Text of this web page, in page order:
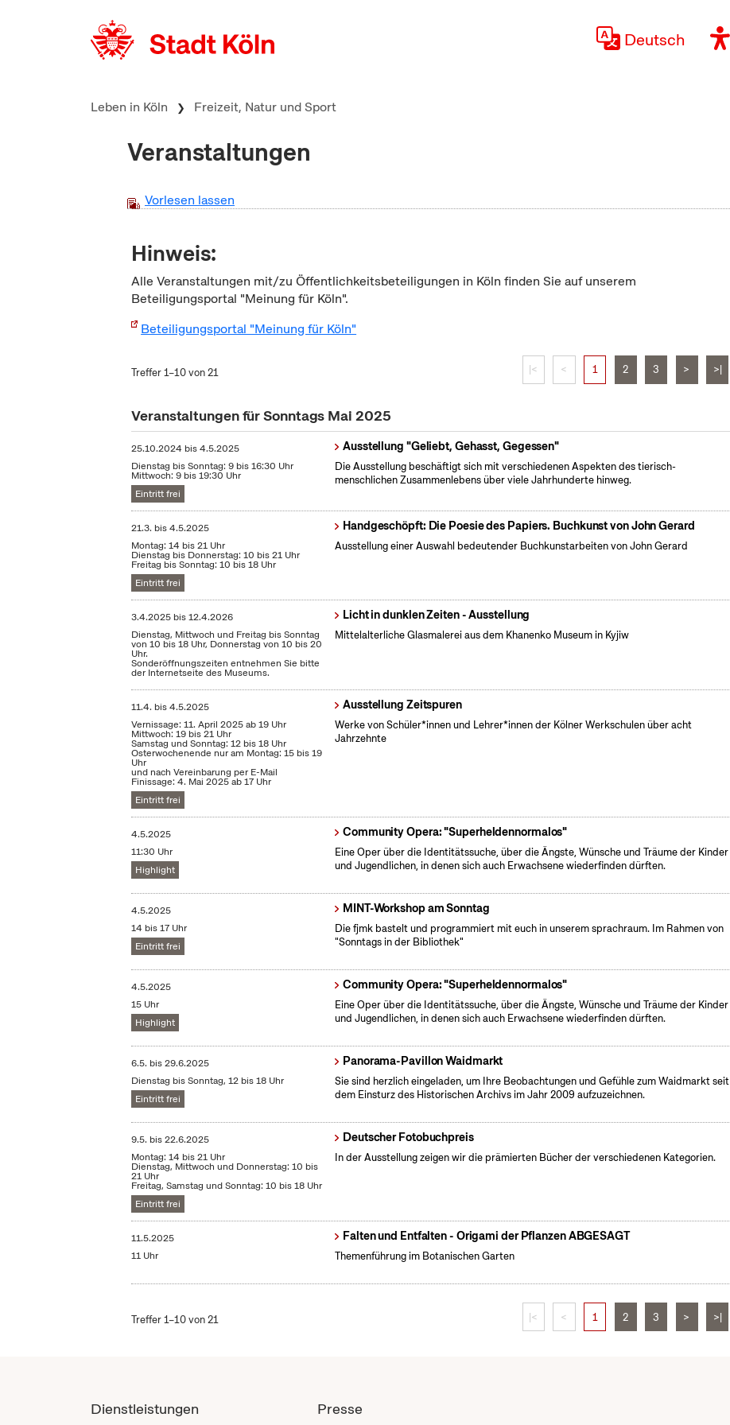
Deutsch
Leben in Köln Freizeit, Natur und Sport
Veranstaltungen
Vorlesen lassen
Hinweis:
Alle Veranstaltungen mit/zu Öffentlichkeitsbeteiligungen in Köln finden Sie auf unserem
Beteiligungsportal "Meinung für Köln".
Beteiligungsportal "Meinung für Köln"
Treffer 1–10 von 21 |< < 1 2 3 > >|
Veranstaltungen für Sonntags Mai 2025
25.10.2024 bis4.5.2025
Dienstag bis Sonntag: 9 bis 16:30 Uhr
Mittwoch: 9 bis 19:30 Uhr
Eintritt frei
Ausstellung "Geliebt, Gehasst, Gegessen"
Die Ausstellung beschäftigt sich mit verschiedenen Aspekten des tierisch-
menschlichen Zusammenlebens über viele Jahrhunderte hinweg.
21.3. bis4.5.2025
Montag: 14 bis 21 Uhr
Dienstag bis Donnerstag: 10 bis 21 Uhr
Freitag bis Sonntag: 10 bis 18 Uhr
Eintritt frei
Handgeschöpft: Die Poesie des Papiers. Buchkunst von John Gerard
Ausstellung einer Auswahl bedeutender Buchkunstarbeiten von John Gerard
3.4.2025 bis12.4.2026
Dienstag, Mittwoch und Freitag bis Sonntag
von 10 bis 18 Uhr, Donnerstag von 10 bis 20
Uhr.
Sonderöffnungszeiten entnehmen Sie bitte
der Internetseite des Museums.
Licht in dunklen Zeiten - Ausstellung
Mittelalterliche Glasmalerei aus dem Khanenko Museum in Kyjiw
11.4. bis4.5.2025
Vernissage: 11. April 2025 ab 19 Uhr
Mittwoch: 19 bis 21 Uhr
Samstag und Sonntag: 12 bis 18 Uhr
Osterwochenende nur am Montag: 15 bis 19
Uhr
und nach Vereinbarung per E-Mail
Finissage: 4. Mai 2025 ab 17 Uhr
Eintritt frei
Ausstellung Zeitspuren
Werke von Schüler*innen und Lehrer*innen der Kölner Werkschulen über acht
Jahrzehnte
4.5.2025
11:30 Uhr
Highlight
Community Opera: "Superheldennormalos"
Eine Oper über die Identitätssuche, über die Ängste, Wünsche und Träume der Kinder
und Jugendlichen, in denen sich auch Erwachsene wiederfinden dürften.
4.5.2025
14 bis 17 Uhr
Eintritt frei
MINT-Workshop am Sonntag
Die fjmk bastelt und programmiert mit euch in unserem sprachraum. Im Rahmen von
"Sonntags in der Bibliothek"
4.5.2025
15 Uhr
Highlight
Community Opera: "Superheldennormalos"
Eine Oper über die Identitätssuche, über die Ängste, Wünsche und Träume der Kinder
und Jugendlichen, in denen sich auch Erwachsene wiederfinden dürften.
6.5. bis29.6.2025
Dienstag bis Sonntag, 12 bis 18 Uhr
Eintritt frei
Panorama-Pavillon Waidmarkt
Sie sind herzlich eingeladen, um Ihre Beobachtungen und Gefühle zum Waidmarkt seit
dem Einsturz des Historischen Archivs im Jahr 2009 aufzuzeichnen.
9.5. bis22.6.2025
Montag: 14 bis 21 Uhr
Dienstag, Mittwoch und Donnerstag: 10 bis
21 Uhr
Freitag, Samstag und Sonntag: 10 bis 18 Uhr
Eintritt frei
Deutscher Fotobuchpreis
In der Ausstellung zeigen wir die prämierten Bücher der verschiedenen Kategorien.
11.5.2025
11 Uhr
Falten und Entfalten - Origami der Pflanzen ABGESAGT
Themenführung im Botanischen Garten
Treffer 1–10 von 21 |< < 1 2 3 > >|
Dienstleistungen Presse